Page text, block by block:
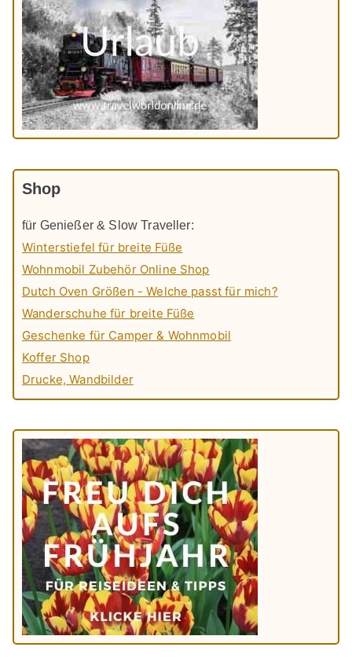
Shop
für Genießer & Slow Traveller:
Winterstiefel für breite Füße
Wohnmobil Zubehör Online Shop
Dutch Oven Größen - Welche passt für mich?
Wanderschuhe für breite Füße
Geschenke für Camper & Wohnmobil
Koffer Shop
Drucke, Wandbilder